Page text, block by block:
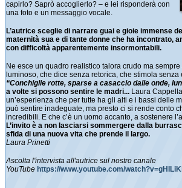
capirlo? Saprò accoglierlo? – e lei risponderà con
una foto e un messaggio vocale.
L’autrice sceglie di narrare guai e gioie immense
maternità sua e di tante donne che ha incontrato,
con difficoltà apparentemente insormontabili.
Ne esce un quadro realistico talora crudo ma sempre
luminoso, che dice senza retorica, che stimola senza
“Conchiglie rotte, sparse a casaccio dalle onde,
a volte si possono sentire le madri... Laura
un’esperienza che per tutte ha gli alti e i bassi delle
può sentire inadeguate, ma presto ci si rende conto
incredibili. E che c’è un uomo accanto, a sostenere
L’invito è a non lasciarsi sommergere dalla
sfida di una nuova vita che prende il largo.
Laura Prinetti
Ascolta l'intervista all'autrice sul nostro canale
YouTube https://www.youtube.com/